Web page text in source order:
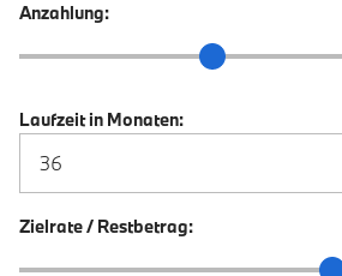
Anzahlung:
Anzahlung Schieberegler
Laufzeit in Monaten:
Zielrate / Restbetrag:
Zielrate / Restbetrag Schieberegler